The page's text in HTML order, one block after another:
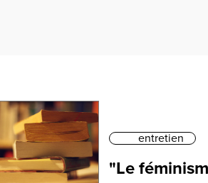
entretien
"Le